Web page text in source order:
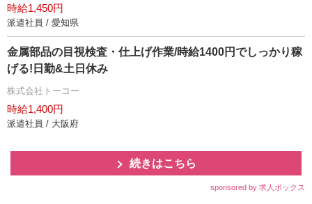
時給1,450円
派遣社員 / 愛知県
金属部品の目視検査・仕上げ作業/時給1400円でしっかり稼
げる!日勤&土日休み
株式会社トーコー
時給1,400円
派遣社員 / 大阪府
続きはこちら
sponsored by 求人ボックス